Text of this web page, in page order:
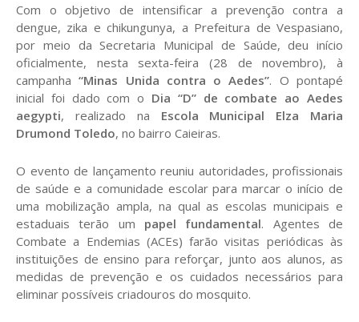
Com o objetivo de intensificar a prevenção contra a
dengue, zika e chikungunya, a Prefeitura de Vespasiano,
por meio da Secretaria Municipal de Saúde, deu início
oficialmente, nesta sexta-feira (28 de novembro), à
campanha“Minas Unida contra o Aedes”. O pontapé
inicial foi dado com o Dia “D” de combate ao Aedes
aegypti, realizado na Escola Municipal Elza Maria
Drumond Toledo, no bairro Caieiras.
O evento de lançamento reuniu autoridades, profissionais
de saúde e a comunidade escolar para marcar o início de
uma mobilização ampla, na qual as escolas municipais e
estaduais terão um papel fundamental. Agentes de
Combate a Endemias (ACEs) farão visitas periódicas às
instituições de ensino para reforçar, junto aos alunos, as
medidas de prevenção e os cuidados necessários para
eliminar possíveis criadouros do mosquito.